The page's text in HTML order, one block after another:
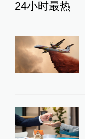
24小时最热